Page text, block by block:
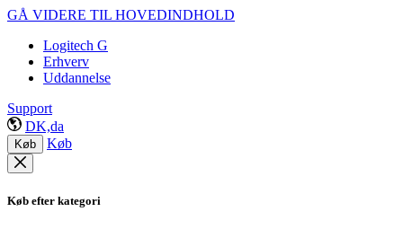
GÅ VIDERE TIL HOVEDINDHOLD
Logitech G
Erhverv
Uddannelse
Support
DK,da
Køb Køb
Køb efter kategori